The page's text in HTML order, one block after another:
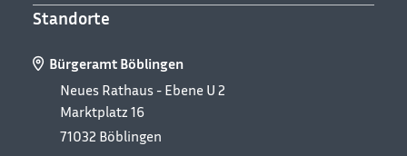
Standorte
Bürgeramt Böblingen
Neues Rathaus - Ebene U 2
Marktplatz 16
71032 Böblingen